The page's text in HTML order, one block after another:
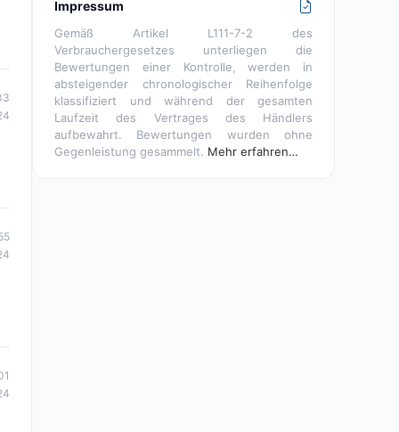
Impressum
Gemäß Artikel L111-7-2 des
Verbrauchergesetzes unterliegen die
Bewertungen einer Kontrolle, werden in
absteigender chronologischer Reihenfolge
klassifiziert und während der gesamten
Laufzeit des Vertrages des Händlers
aufbewahrt. Bewertungen wurden ohne
Gegenleistung gesammelt. Mehr erfahren…